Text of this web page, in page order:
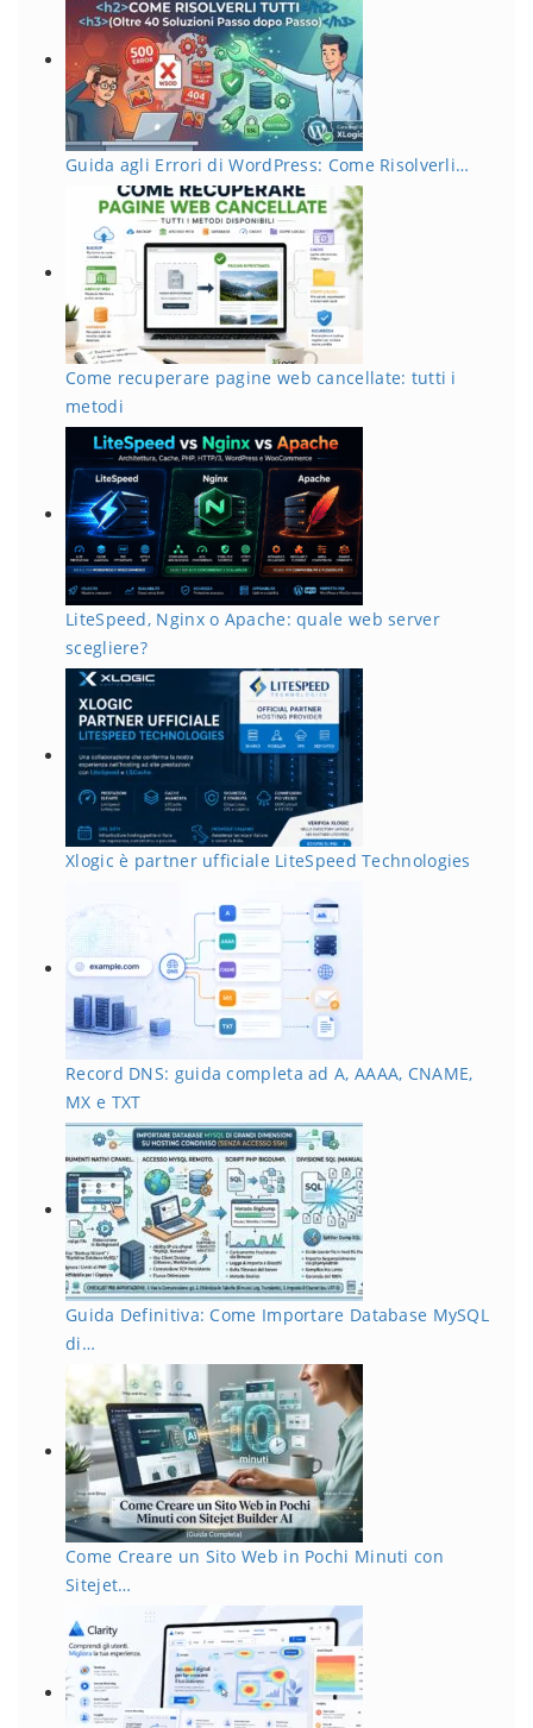
Guida agli Errori di WordPress: Come Risolverli…
Come recuperare pagine web cancellate: tutti i
metodi
LiteSpeed, Nginx o Apache: quale web server
scegliere?
Xlogic è partner ufficiale LiteSpeed Technologies
Record DNS: guida completa ad A, AAAA, CNAME,
MX e TXT
Guida Definitiva: Come Importare Database MySQL
di…
Come Creare un Sito Web in Pochi Minuti con
Sitejet…